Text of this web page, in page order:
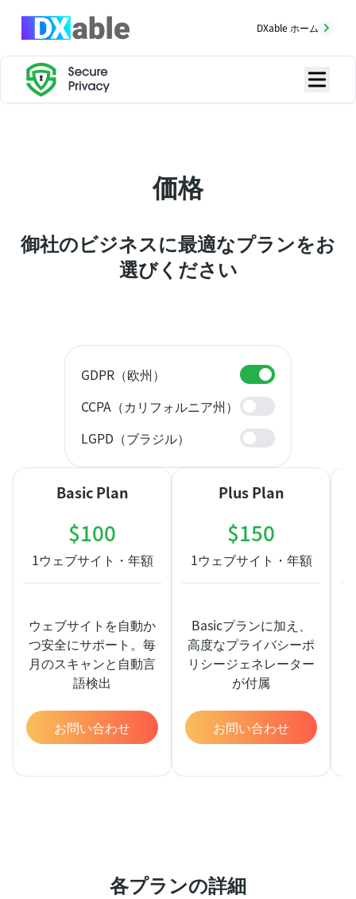
DXable ホーム
価格
御社のビジネスに最適なプランをお
選びください
GDPR（欧州）
Enable
CCPA（カリフォルニア州） Enable
LGPD（ブラジル）
Enable
Basic Plan
$100
1ウェブサイト・年額
ウェブサイトを自動か
つ安全にサポート。毎
月のスキャンと自動言
語検出
お問い合わせ
Plus Plan
$150
1ウェブサイト・年額
Basicプランに加え、
高度なプライバシーポ
リシージェネレーター
が付属
お問い合わせ
各プランの詳細